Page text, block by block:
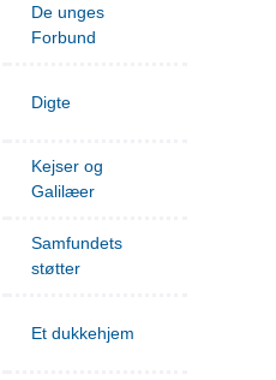
De unges
Forbund
Digte
Kejser og
Galilæer
Samfundets
støtter
Et dukkehjem